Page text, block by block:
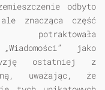
odbyto
znacząca część
potraktowała
jako
ostatniej z
uważając, że